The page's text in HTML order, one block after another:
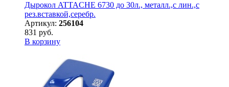
Дырокол ATTACHE 6730 до 30л., металл.,с лин.,с
рез.вставкой,серебр.
Артикул: 256104
831 руб.
В корзину